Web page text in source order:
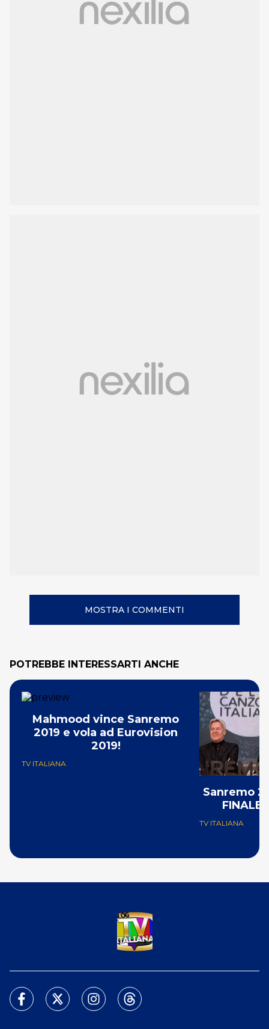
MOSTRA I COMMENTI
POTREBBE INTERESSARTI ANCHE
Mahmood vince Sanremo
2019 e vola ad Eurovision
2019!
TV ITALIANA
Sanremo
TV ITALIANA